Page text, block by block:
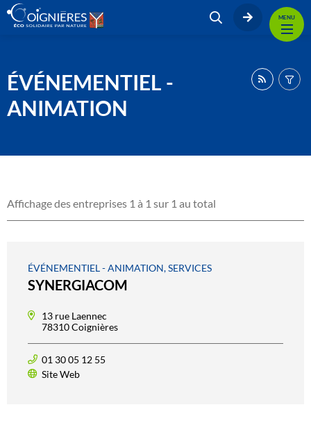
MENU
ÉVÉNEMENTIEL -
ANIMATION
Affichage des entreprises 1 à 1 sur 1 au total
ÉVÉNEMENTIEL - ANIMATION, SERVICES
SYNERGIACOM
13 rue Laennec
78310 Coignières
01 30 05 12 55
Site Web